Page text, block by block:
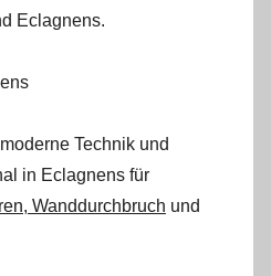
Eclagnens.
Technik und
in Eclagnens für
Wanddurchbruch und